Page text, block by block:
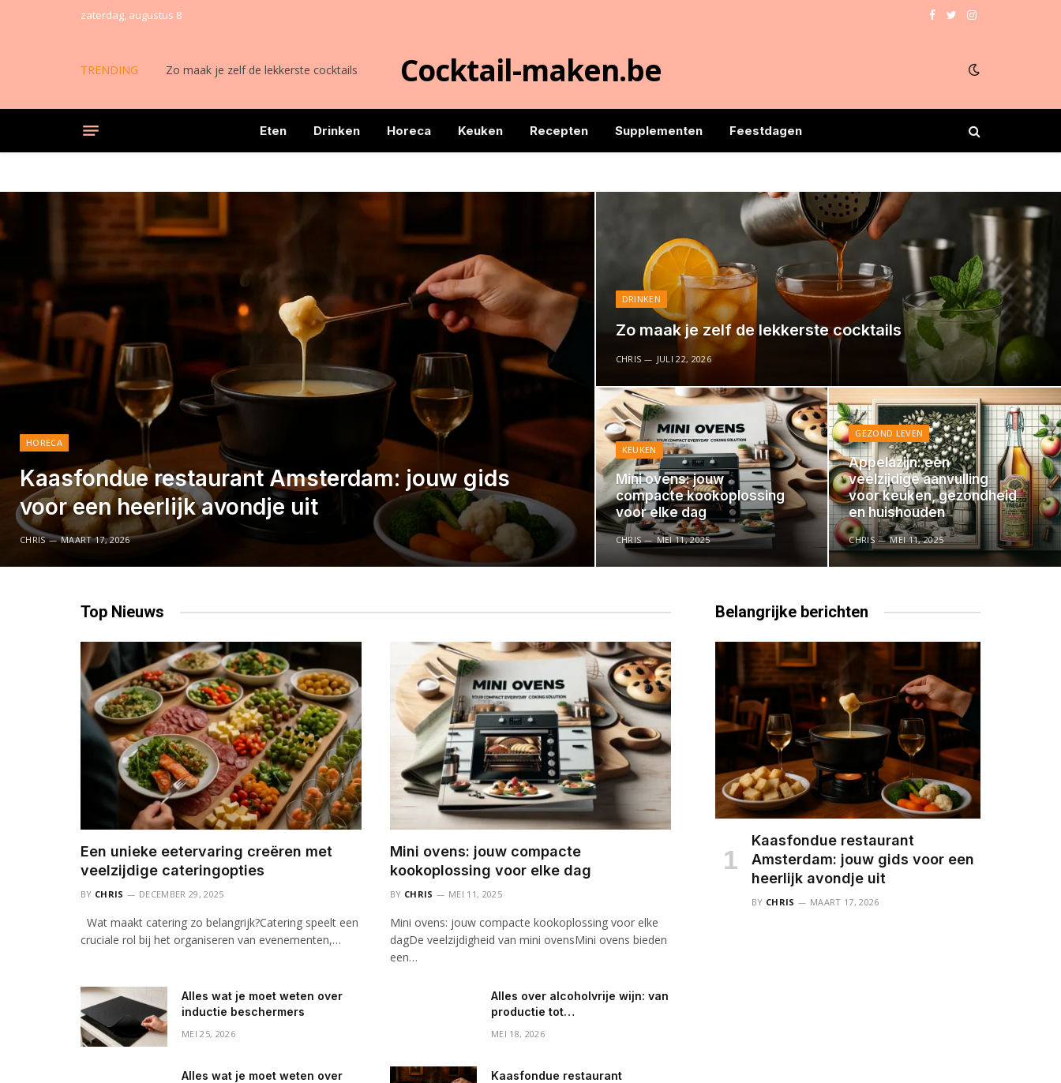
zaterdag, augustus 8 Facebook
TwitterInstagram
TRENDING Zo maak je zelf de lekkerste cocktails Cocktail-maken.be
Eten Drinken Horeca Keuken Recepten Supplementen Feestdagen
HORECA
Kaasfondue restaurant Amsterdam: jouw gids
voor een heerlijk avondje uit
CHRIS MAART 17, 2026
DRINKEN
Zo maak je zelf de lekkerste cocktails
CHRIS JULI 22, 2026
KEUKEN
Mini ovens: jouw
compacte kookoplossing
voor elke dag
CHRIS MEI 11, 2025
GEZOND LEVEN
Appelazijn: een
veelzijdige aanvulling
voor keuken, gezondheid
en huishouden
CHRIS MEI 11, 2025
Top Nieuws
Een unieke eetervaring creëren met
veelzijdige cateringopties
BY CHRIS DECEMBER 29, 2025
Wat maakt catering zo belangrijk?Catering speelt een
cruciale rol bij het organiseren van evenementen,…
Mini ovens: jouw compacte
kookoplossing voor elke dag
BY CHRIS MEI 11, 2025
Mini ovens: jouw compacte kookoplossing voor elke
dagDe veelzijdigheid van mini ovensMini ovens bieden
een…
Alles wat je moet weten over
inductie beschermers
MEI 25, 2026
Alles over alcoholvrije wijn: van
productie tot
MEI 18, 2026
Alles wat je moet weten over
Kaasfondue restaurant
Belangrijke berichten
Kaasfondue restaurant
Amsterdam: jouw gids voor een
heerlijk avondje uit
BY CHRIS MAART 17, 2026